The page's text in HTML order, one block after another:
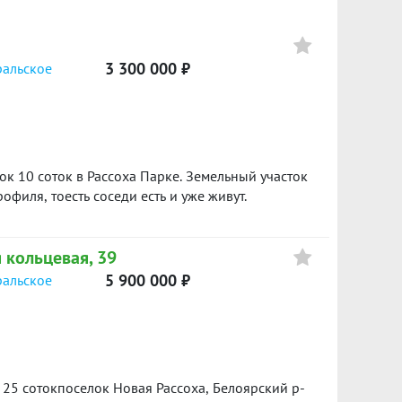
вас ознакомиться со
и приобрести свой идеальный дом прямо
&ndash; выберите жизнь ближе к
17962
3 300 000 ₽
тоесть соседи есть и уже живут.
кольцевая, 39
5 900 000 ₽
сотокпоселок Новая Рассоха, Белоярский р-